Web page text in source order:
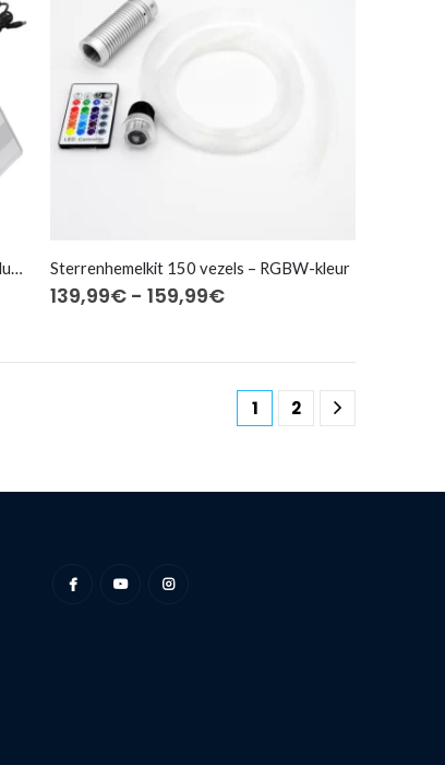
Sterrenhemelkit 150 vezels – RGBW-kleur
139,99€ - 159,99€Prijsklasse:
1 2